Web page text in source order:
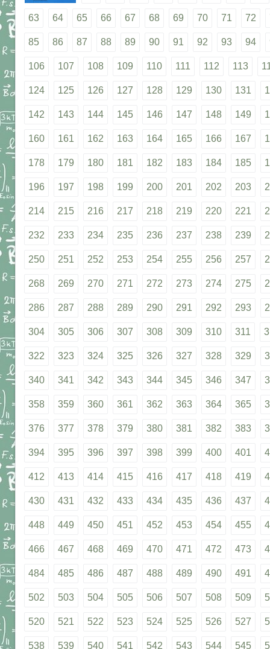
63 64 65 66 67 68 69 70 71 72
85 86 87 88 89 90 91 92 93 94
106 107 108 109 110 111 112 113
124 125 126 127 128 129 130 131
142 143 144 145 146 147 148 149
160 161 162 163 164 165 166 167
178 179 180 181 182 183 184 185
196 197 198 199 200 201 202 203
214 215 216 217 218 219 220 221
232 233 234 235 236 237 238 239
250 251 252 253 254 255 256 257
268 269 270 271 272 273 274 275
286 287 288 289 290 291 292 293
304 305 306 307 308 309 310 311
322 323 324 325 326 327 328 329
340 341 342 343 344 345 346 347
358 359 360 361 362 363 364 365
376 377 378 379 380 381 382 383
394 395 396 397 398 399 400 401
412 413 414 415 416 417 418 419
430 431 432 433 434 435 436 437
448 449 450 451 452 453 454 455
466 467 468 469 470 471 472 473
484 485 486 487 488 489 490 491
502 503 504 505 506 507 508 509
520 521 522 523 524 525 526 527
538 539 540 541 542 543 544 545